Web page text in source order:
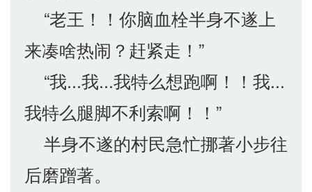
“老王！！你脑血栓半身不遂上
来凑啥热闹？赶紧走！”
“我...我...我特么想跑啊！！我...
我特么腿脚不利索啊！！”
半身不遂的村民急忙挪著小步往
后磨蹭著。